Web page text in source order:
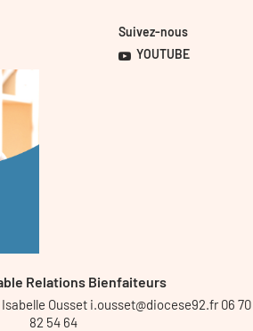
Suivez-nous
YOUTUBE
Relations Bienfaiteurs
Ousset i.ousset@diocese92.fr 06 70
82 54 64